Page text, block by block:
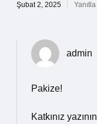
Şubat 2, 2025 Yanıtla
admin
Pakize!
Katkınız yazının